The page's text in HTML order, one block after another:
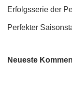
Erfolgsserie der
Perfekter
Neueste